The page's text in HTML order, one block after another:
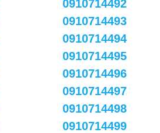
0910714492
0910714493
0910714494
0910714495
0910714496
0910714497
0910714498
0910714499